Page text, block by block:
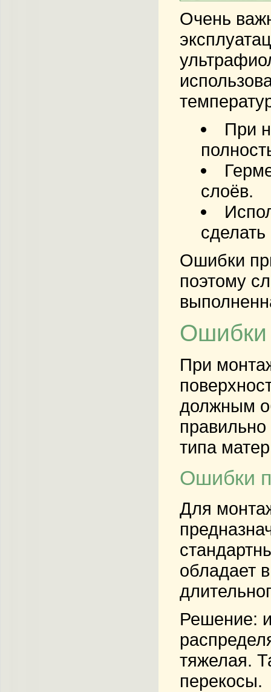
Очень
При
слоёв.
Ошибки
поэтому
Ошибки
При
должным
типа
Ошибки
Для
обладает
Решение:
тяжелая.
перекосы.